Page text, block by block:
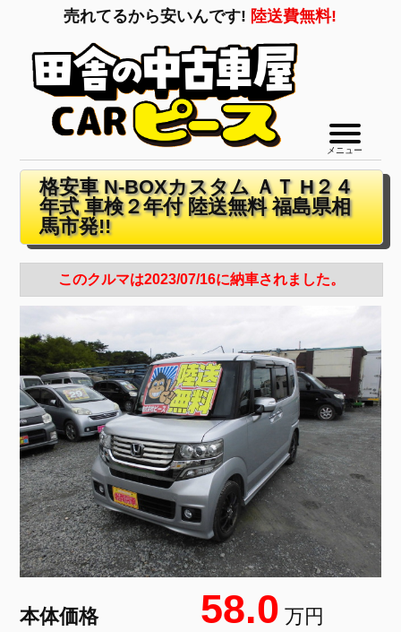
売れてるから安いんです! 陸送費無料!
メニュー
格安車 N-BOXカスタム ＡＴ H２４
年式 車検２年付 陸送無料 福島県相
馬市発!!
このクルマは2023/07/16に納車されました。
本体価格 58.0 万円